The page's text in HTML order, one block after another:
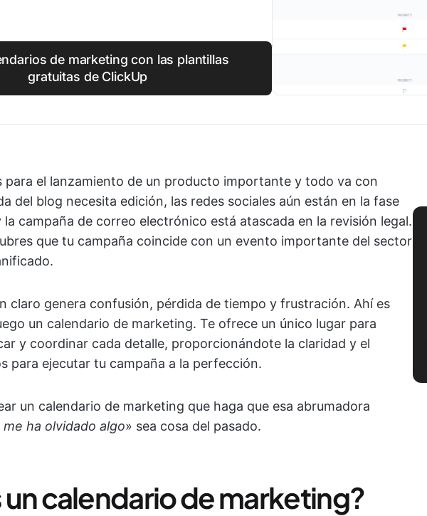
de marketing con las plantillas
gratuitas de ClickUp
para el lanzamiento de un producto importante y todo va con
del blog necesita edición, las redes sociales aún están en la fase
campaña de correo electrónico está atascada en la revisión legal.
que tu campaña coincide con un evento importante del sector
claro genera confusión, pérdida de tiempo y frustración. Ahí es
un calendario de marketing. Te ofrece un único lugar para
y coordinar cada detalle, proporcionándote la claridad y el
para ejecutar tu campaña a la perfección.
un calendario de marketing que haga que esa abrumadora
me ha olvidado algo» sea cosa del pasado.
un calendario de marketing?